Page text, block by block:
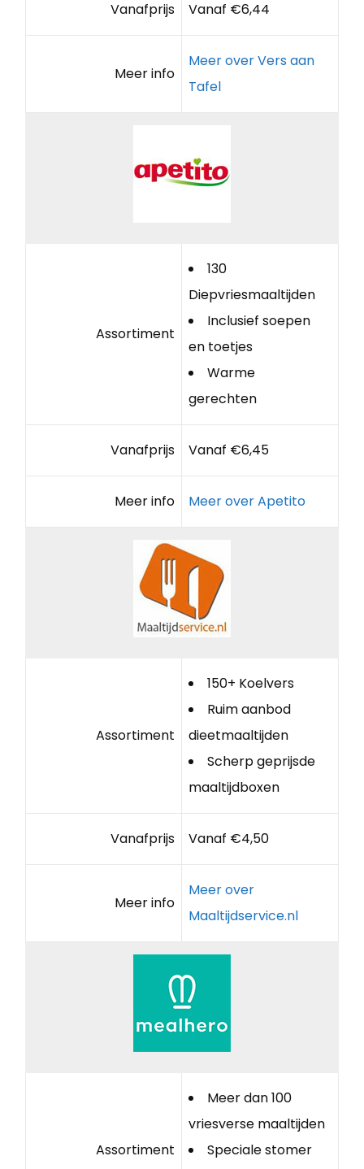
Vanafprijs Vanaf €6,44
Meer info
Meer over Vers aan
Tafel
Assortiment
130
Diepvriesmaaltijden
Inclusief soepen
en toetjes
Warme
gerechten
Vanafprijs Vanaf €6,45
Meer info Meer over Apetito
Assortiment
150+ Koelvers
Ruim aanbod
dieetmaaltijden
Scherp geprijsde
maaltijdboxen
Vanafprijs Vanaf €4,50
Meer info
Meer over
Maaltijdservice.nl
Assortiment
Meer dan 100
vriesverse maaltijden
Speciale stomer